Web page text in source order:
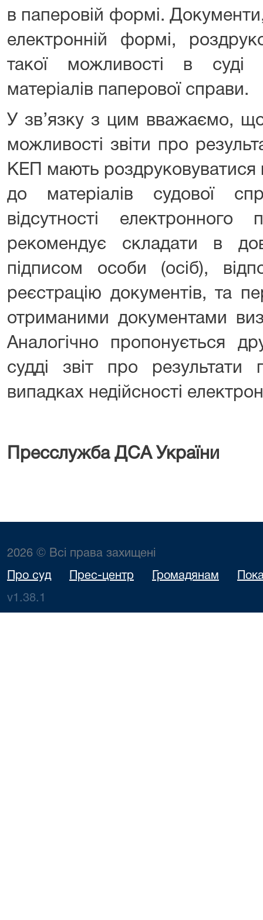
в паперовій формі.
електронній формі,
такої можливості в
матеріалів паперової справи.
У зв’язку з цим вважаємо, що
можливості звіти про
КЕП мають роздруковуватися
до матеріалів судової
відсутності
рекомендує складати в
підписом особи (осіб),
реєстрацію документів, та
отриманими документами
Аналогічно пропонується
судді звіт про
випадках недійсності
Пресслужба ДСА України
2026 © Всі права захищені
Про суд Прес-центр Громадянам
v1.38.1